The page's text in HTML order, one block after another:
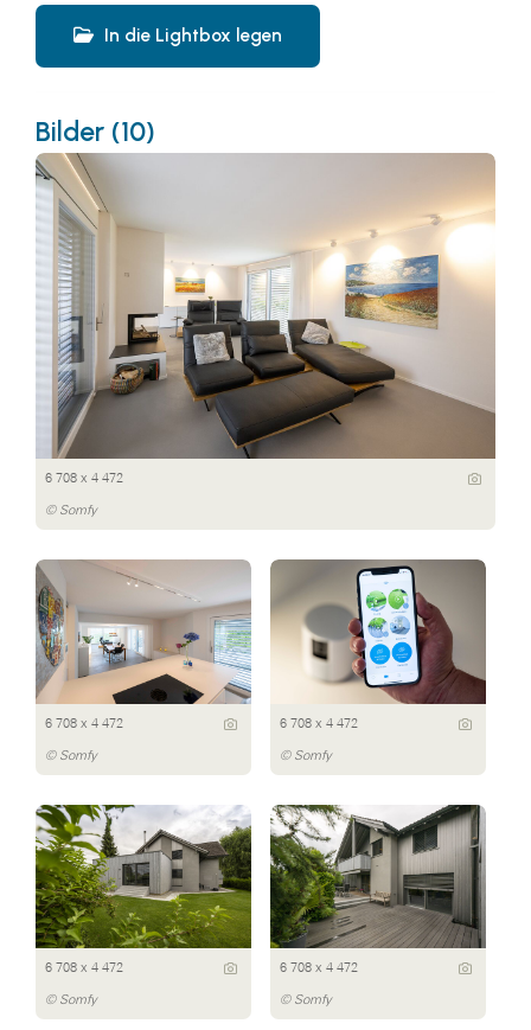
In die Lightbox legen
Bilder (10)
6 708 x 4 472
© Somfy
6 708 x 4 472
© Somfy
6 708 x 4 472
© Somfy
6 708 x 4 472
© Somfy
6 708 x 4 472
© Somfy